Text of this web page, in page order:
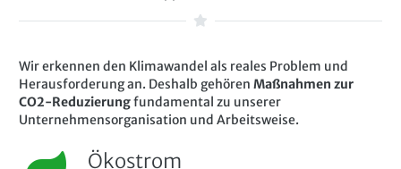
Wir erkennen den Klimawandel als reales Problem und
Herausforderung an. Deshalb gehören Maßnahmen zur
CO2-Reduzierungfundamental zu unserer
Unternehmensorganisation und Arbeitsweise.
Ökostrom